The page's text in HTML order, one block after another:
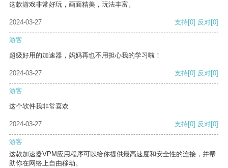
这款游戏非常好玩，画面精美，玩法丰富。
2024-03-27 支持[0] 反对[0]
游客
超级好用的加速器，妈妈再也不用担心我的学习啦！
2024-03-27 支持[0] 反对[0]
游客
这个软件我非常喜欢
2024-03-27 支持[0] 反对[0]
游客
这款加速器VPM应用程序可以给你提供最高速度和安全性的连接，并帮
助你在网络上自由移动。